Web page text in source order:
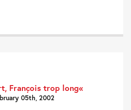
François trop long«
05th, 2002